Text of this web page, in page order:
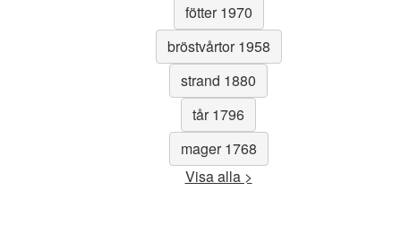
fötter 1970
bröstvårtor 1958
strand 1880
tår 1796
mager 1768
Visa alla >